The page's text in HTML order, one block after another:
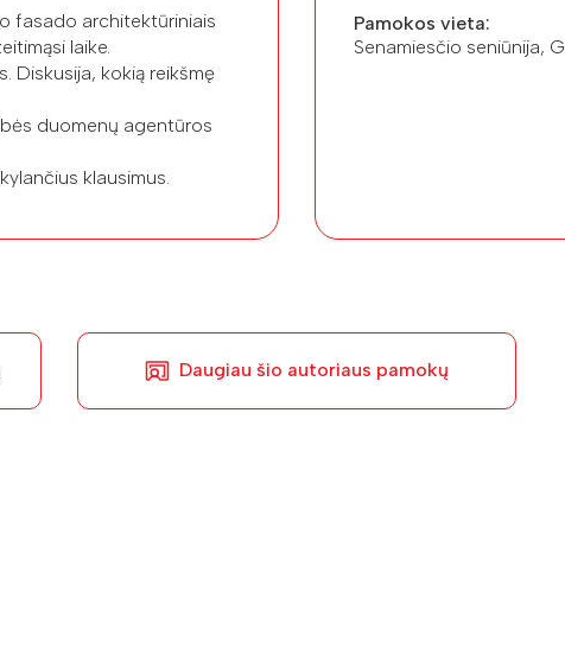
fasado architektūriniais
laike.
Diskusija, kokią reikšmę
duomenų agentūros
klausimus.
Pamokos vieta:
Senamiesčio seniūnija,
Daugiau šio autoriaus pamokų